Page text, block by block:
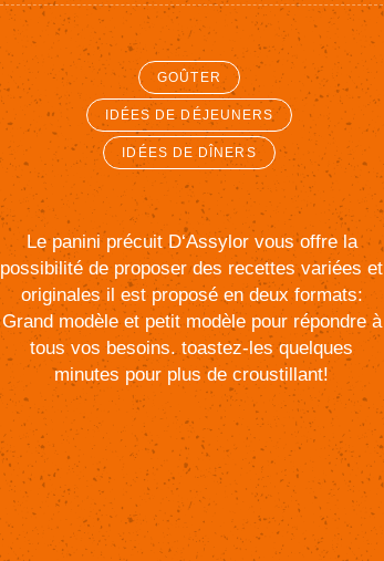
GOÛTER
IDÉES DE DÉJEUNERS
IDÉES DE DÎNERS
Le panini précuit D‘Assylor vous offre la
possibilité de proposer des recettes variées et
originales il est proposé en deux formats:
Grand modèle et petit modèle pour répondre à
tous vos besoins. toastez-les quelques
minutes pour plus de croustillant!